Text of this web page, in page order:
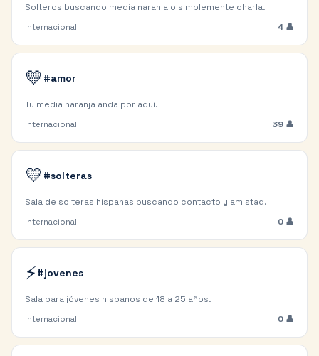
Solteros buscando media naranja o simplemente charla.
Internacional 4 👤
💛 #amor
Tu media naranja anda por aquí.
Internacional 39 👤
💛 #solteras
Sala de solteras hispanas buscando contacto y amistad.
Internacional 0 👤
⚡#jovenes
Sala para jóvenes hispanos de 18 a 25 años.
Internacional 0 👤